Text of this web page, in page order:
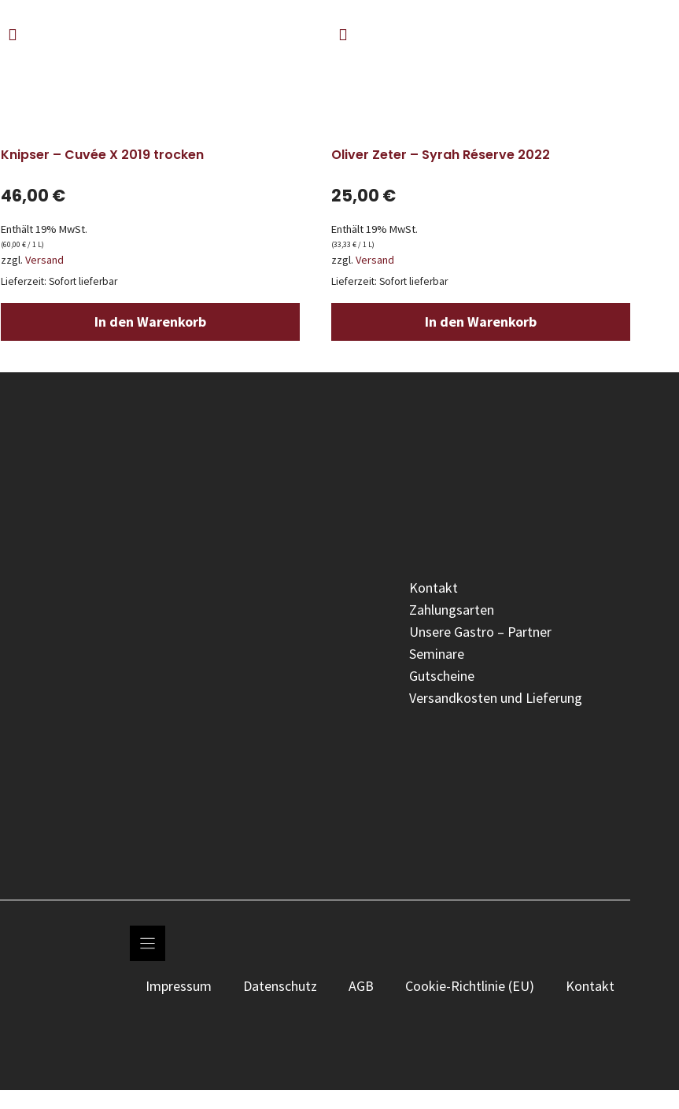
Knipser – Cuvée X 2019 trocken
46,00 €
Enthält 19% MwSt.
(60,00 €/ 1 L)
zzgl. Versand
Lieferzeit: Sofort lieferbar
In den Warenkorb
Oliver Zeter – Syrah Réserve 2022
25,00 €
Enthält 19% MwSt.
(33,33 €/ 1 L)
zzgl. Versand
Lieferzeit: Sofort lieferbar
In den Warenkorb
Kontakt
Zahlungsarten
Unsere Gastro – Partner
Seminare
Gutscheine
Versandkosten und Lieferung
Impressum
Datenschutz AGB Cookie-Richtlinie (EU) Kontakt